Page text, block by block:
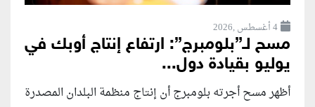
4 أغسطس ,2026
مسح لـ”بلومبرج”: ارتفاع إنتاج أوبك في
يوليو بقيادة دول...
أظهر مسح أجرته بلومبرج أن إنتاج منظمة البلدان المصدرة